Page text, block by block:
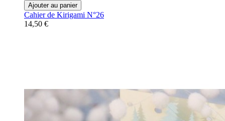
Ajouter au panier
Cahier de Kirigami N°26
14,50 €